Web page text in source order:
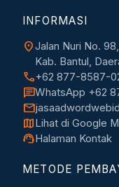
INFORMASI
location_onJalan Nuri No.
Kab. Bantul,
call+62 877-8587-
chatWhatsApp +62
mail
mapLihat di Google
support_agentHalaman Kontak
METODE